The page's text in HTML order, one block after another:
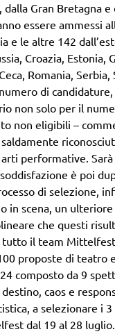
Gran Bretagna
essere ammessi
e le altre 142
Croazia, Estonia,
Romania,
di
non solo per il
non eligibili –
performative.
è poi
di selezione,
in scena, un
che questi
il team
proposte di
composto da 9
caos e
a selezionare i
dal 19 al 28 luglio.